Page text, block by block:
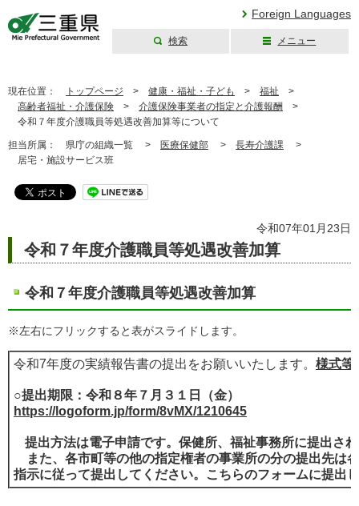
Foreign Languages
検索 メニュー
現在位置： トップページ > 健康・福祉・子ども > 福祉 >
高齢者福祉・介護保険 > 介護保険事業者の指定と介護報酬 >
令和７年度介護職員等処遇改善加算等について
担当所属： 県庁の組織一覧 > 医療保健部 > 長寿介護課 >
居宅・施設サービス班
令和07年01月23日
令和７年度介護職員等処遇改善加算
令和７年度介護職員等処遇改善加算
※左右にフリックすると表がスライドします。
令和7年度の実績報告書の提出をお願いいたします。 様式等
○提出期限：令和８年７月３１日（金）
https://logoform.jp/form/8vMX/1210645
提出方法は電子申請です。保健所、福祉事務所に提出さ
また、各市町等の他の指定権者の事業所の分の提出先は
指示に従って提出してください。こちらのフォームに提出